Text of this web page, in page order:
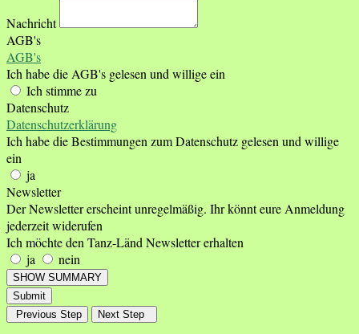
Nachricht
AGB's
AGB's
Ich habe die AGB's gelesen und willige ein
Ich stimme zu
Datenschutz
Datenschutzerklärung
Ich habe die Bestimmungen zum Datenschutz gelesen und willige
ein
ja
Newsletter
Der Newsletter erscheint unregelmäßig. Ihr könnt eure Anmeldung
jederzeit widerufen
Ich möchte den Tanz-Länd Newsletter erhalten
ja
nein
SHOW SUMMARY
Submit
Previous Step
Next Step